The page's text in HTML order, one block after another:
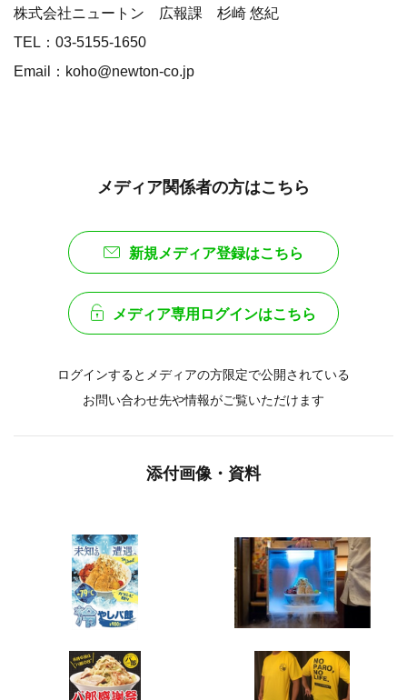
株式会社ニュートン 広報課 杉崎 悠紀
TEL：03-5155-1650
Email：koho@newton-co.jp
メディア関係者の方はこちら
新規メディア登録はこちら
メディア専用ログインはこちら
ログインするとメディアの方限定で公開されている
お問い合わせ先や情報がご覧いただけます
添付画像・資料